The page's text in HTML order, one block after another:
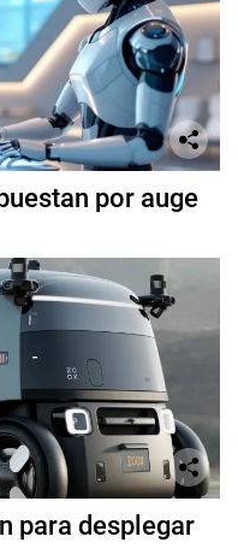
por auge
para desplegar